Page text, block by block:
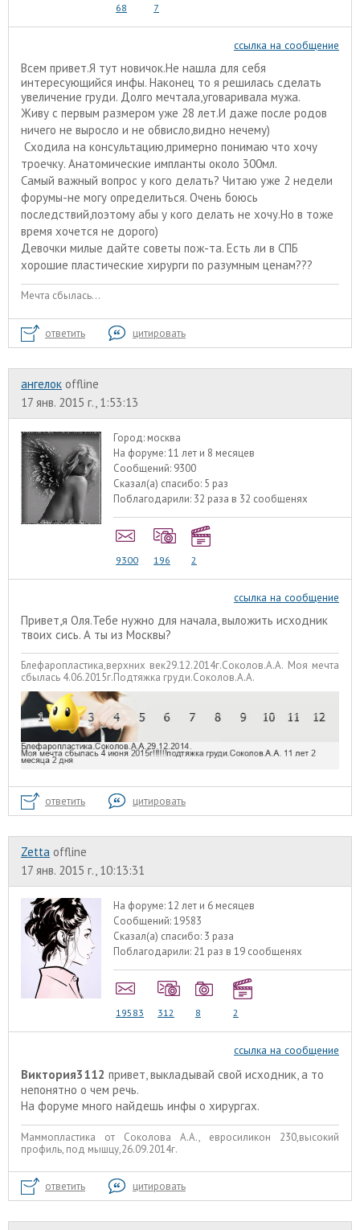
68 7
ссылка на сообщение
Всем привет.Я тут новичок.Не нашла для себя
интересующийся инфы. Наконец то я решилась сделать
увеличение груди. Долго мечтала,уговаривала мужа.
Живу с первым размером уже 28 лет.И даже после родов
ничего не выросло и не обвисло,видно нечему)
Сходила на консультацию,примерно понимаю что хочу
троечку. Анатомические импланты около 300мл.
Самый важный вопрос у кого делать? Читаю уже 2 недели
форумы-не могу определиться. Очень боюсь
последствий,поэтому абы у кого делать не хочу.Но в тоже
время хочется не дорого)
Девочки милые дайте советы пож-та. Есть ли в СПБ
хорошие пластические хирурги по разумным ценам???
Мечта сбылась...
ответить цитировать
ангелок offline
17 янв. 2015 г., 1:53:13
Город: москва
На форуме:11 лет и 8 месяцев
Сообщений: 9300
Сказал(а) спасибо: 5 раз
Поблагодарили: 32 раза в 32 сообщенях
9300 196 2
ссылка на сообщение
Привет,я Оля.Тебе нужно для начала, выложить исходник
твоих сись. А ты из Москвы?
Блефаропластика,верхних век29.12.2014г.Соколов.А.А. Моя мечта
сбылась 4.06.2015г.Подтяжка груди.Соколов.А.А.
ответить цитировать
Zetta offline
17 янв. 2015 г., 10:13:31
На форуме:12 лет и 6 месяцев
Сообщений:19583
Сказал(а) спасибо: 3 раза
Поблагодарили: 21 раз в 19 сообщенях
19583 312 8 2
ссылка на сообщение
Виктория3112 привет, выкладывай свой исходник, а то
непонятно о чем речь.
На форуме много найдешь инфы о хирургах.
Маммопластика от Соколова А.А., евросиликон 230,высокий
профиль, под мышцу,26.09.2014г.
ответить цитировать